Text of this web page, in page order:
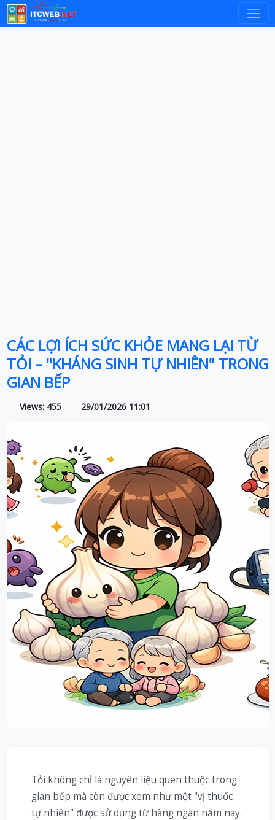
CÁC LỢI ÍCH SỨC KHỎE MANG LẠI TỪ
TỎI – "KHÁNG SINH TỰ NHIÊN" TRONG
GIAN BẾP
Views: 455 29/01/2026 11:01
Tỏi không chỉ là nguyên liệu quen thuộc trong
gian bếp mà còn được xem như một "vị thuốc
tự nhiên" được sử dụng từ hàng ngàn năm nay.